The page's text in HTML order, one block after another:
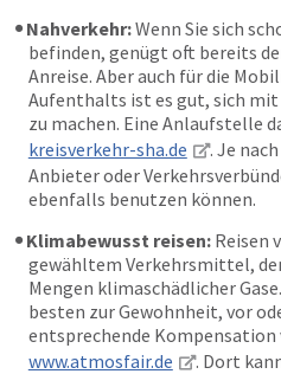
Nahverkehr:Wenn Sie sich
befinden, genügt oft bereits
Anreise. Aber auch für die
Aufenthalts ist es gut, sich
zu machen. Eine Anlaufstelle
kreisverkehr-sha.de
. Je
Anbieter oder
ebenfalls benutzen können.
Klimabewusst reisen: Reisen
gewähltem Verkehrsmittel,
Mengen klimaschädlicher
besten zur Gewohnheit, vor
entsprechende Kompensation
www.atmosfair.de
. Dort